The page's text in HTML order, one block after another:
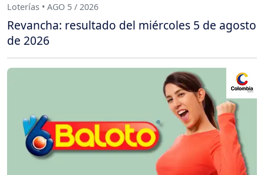
Loterías • AGO 5 / 2026
Revancha: resultado del miércoles 5 de agosto
de 2026